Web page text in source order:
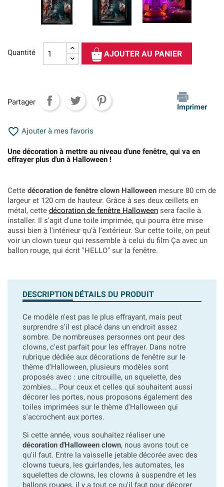
Quantité AJOUTER AU PANIER
Partager
Imprimer
 Ajouter à mes favoris
Une décoration à mettre au niveau d'une fenêtre, qui va en
effrayer plus d'un à Halloween !
Cette décoration de fenêtre clown Halloween mesure 80 cm de
largeur et 120 cm de hauteur. Grâce à ses deux œillets en
métal, cette décoration de fenêtre Halloween sera facile à
installer. Il s'agit d'une toile imprimée, qui pourra être mise
aussi bien à l'intérieur qu'à l'extérieur. Sur cette toile, on peut
voir un clown tueur qui ressemble à celui du film Ça avec un
ballon rouge, qui écrit "HELLO" sur la fenêtre.
DESCRIPTION DÉTAILS DU PRODUIT
Ce modèle n'est pas le plus effrayant, mais peut
surprendre s'il est placé dans un endroit assez
sombre. De nombreuses personnes ont peur des
clowns, c'est parfait pour les effrayer. Dans notre
rubrique dédiée aux décorations de fenêtre sur le
thème d'Halloween, plusieurs modèles sont
proposés avec : une citrouille, un squelette, des
zombies... Pour ceux et celles qui souhaitent aussi
décorer les portes, nous proposons également des
toiles imprimées sur le thème d'Halloween qui
s'accrochent aux portes.
Si cette année, vous souhaitez réaliser une
décoration d'Halloween clown, nous avons tout ce
qu'il faut. Entre la vaisselle jetable décorée avec des
clowns tueurs, les guirlandes, les automates, les
squelettes de clowns, les clowns à suspendre et les
ballons rouges, il y a tout ce qu'il faut pour décorer